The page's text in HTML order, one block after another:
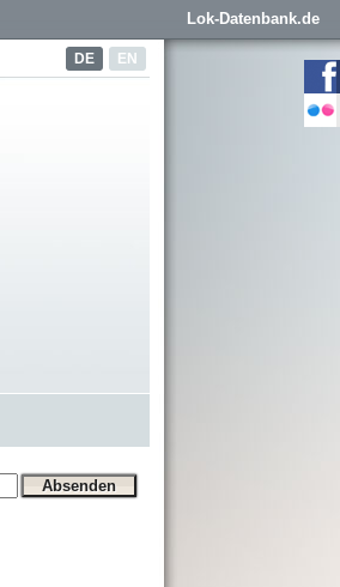
Lok-Datenbank.de
DE EN